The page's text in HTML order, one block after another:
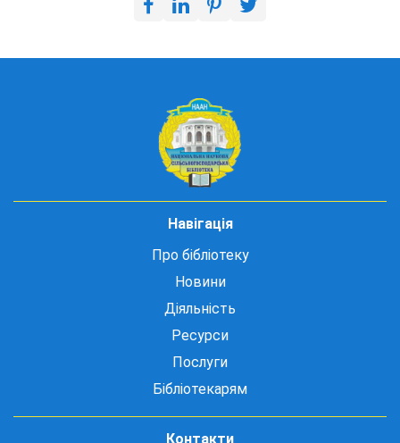
Навігація
Про бібліотеку
Новини
Діяльність
Ресурси
Послуги
Бібліотекарям
Контакти